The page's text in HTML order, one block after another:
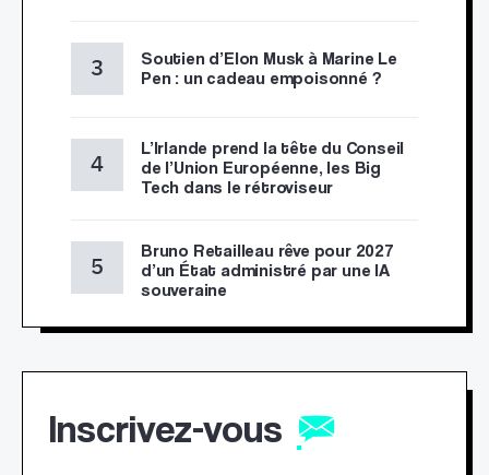
Soutien d’Elon Musk à Marine Le
Pen : un cadeau empoisonné ?
L’Irlande prend la tête du Conseil
de l’Union Européenne, les Big
Tech dans le rétroviseur
Bruno Retailleau rêve pour 2027
d’un État administré par une IA
souveraine
Inscrivez-vous